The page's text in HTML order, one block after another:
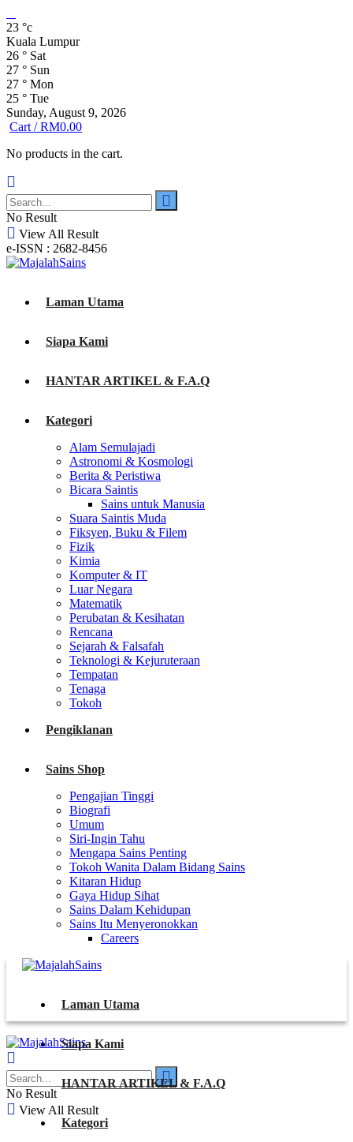
23 °c
Kuala Lumpur
26 ° Sat
27 ° Sun
27 ° Mon
25 ° Tue
Sunday, August 9, 2026
Cart /RM0.00
No products in the cart.
No Result
View All Result
e-ISSN : 2682-8456
Laman Utama
Siapa Kami
HANTAR ARTIKEL & F.A.Q
Kategori
Alam Semulajadi
Astronomi & Kosmologi
Berita & Peristiwa
Bicara Saintis
Sains untuk Manusia
Suara Saintis Muda
Fiksyen, Buku & Filem
Fizik
Kimia
Komputer & IT
Luar Negara
Matematik
Perubatan & Kesihatan
Rencana
Sejarah & Falsafah
Teknologi & Kejuruteraan
Tempatan
Tenaga
Tokoh
Pengiklanan
Sains Shop
Pengajian Tinggi
Biografi
Umum
Siri-Ingin Tahu
Mengapa Sains Penting
Tokoh Wanita Dalam Bidang Sains
Kitaran Hidup
Gaya Hidup Sihat
Sains Dalam Kehidupan
Sains Itu Menyeronokkan
Careers
Laman Utama
Siapa Kami
HANTAR ARTIKEL & F.A.Q
Kategori
No Result
View All Result